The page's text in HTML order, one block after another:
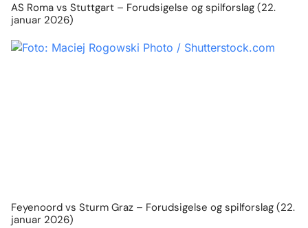
AS Roma vs Stuttgart – Forudsigelse og spilforslag (22.
januar 2026)
Feyenoord vs Sturm Graz – Forudsigelse og spilforslag (22.
januar 2026)